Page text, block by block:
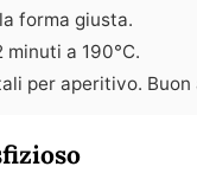
forma giusta.
a 190°C.
per aperitivo. Buon